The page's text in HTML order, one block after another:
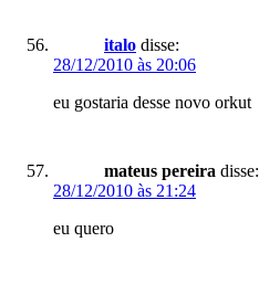
italo disse:
28/12/2010 às 20:06
eu gostaria desse novo orkut
mateus pereira disse:
28/12/2010 às 21:24
eu quero